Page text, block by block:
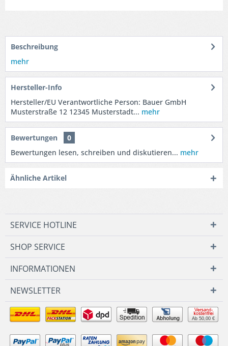
Beschreibung
mehr
Hersteller-Info
Hersteller/EU Verantwortliche Person: Bauer GmbH
Musterstraße 12 12345 Musterstadt... mehr
Bewertungen
0
Bewertungen lesen, schreiben und diskutieren... mehr
Ähnliche Artikel
SERVICE HOTLINE
SHOP SERVICE
INFORMATIONEN
NEWSLETTER
Ab 50,00 €